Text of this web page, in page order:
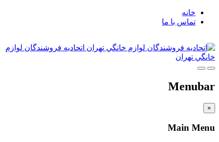
خانه
تماس با ما
اتحاديه فروشندگان لوازم
خانگي تهران
Menubar
×
Main Menu